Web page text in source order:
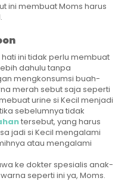
ini membuat Moms harus
ini tidak perlu membuat
dahulu tanpa
mengkonsumsi buah-
merah sebut saja seperti
urine si Kecil menjadi
sebelumnya tidak
tersebut, yang harus
jadi si Kecil mengalami
atau mengalami
ke dokter spesialis anak-
seperti ini ya, Moms.